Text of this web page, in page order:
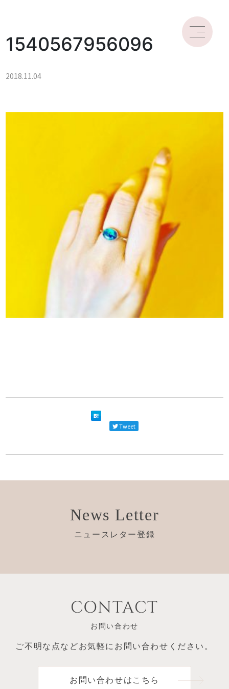
1540567956096
2018.11.04
Tweet
News Letter
ニュースレター登録
CONTACT
お問い合わせ
ご不明な点などお気軽にお問い合わせください。
お問い合わせはこちら